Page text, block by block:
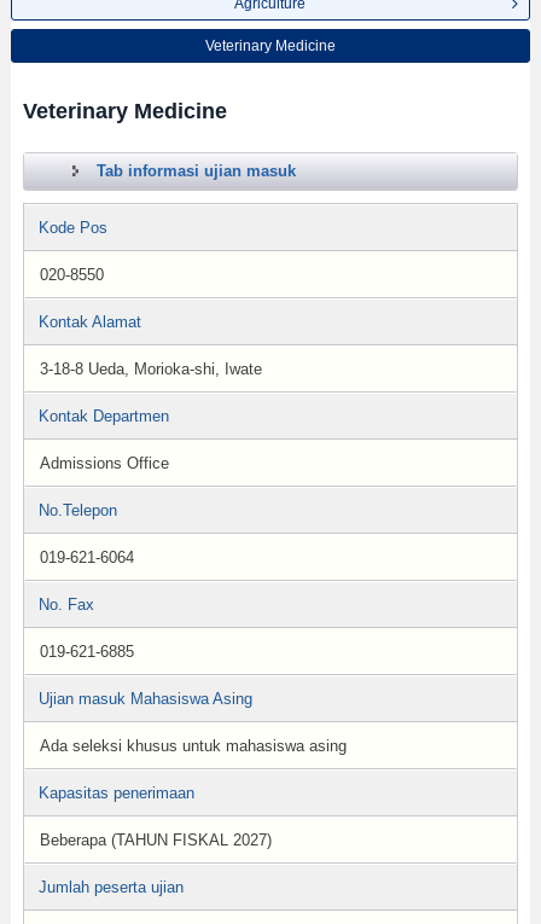
Agriculture
Veterinary Medicine
Veterinary Medicine
Tab informasi ujian masuk
Kode Pos
020-8550
Kontak Alamat
3-18-8 Ueda, Morioka-shi, Iwate
Kontak Departmen
Admissions Office
No.Telepon
019-621-6064
No. Fax
019-621-6885
Ujian masuk Mahasiswa Asing
Ada seleksi khusus untuk mahasiswa asing
Kapasitas penerimaan
Beberapa (TAHUN FISKAL 2027)
Jumlah peserta ujian